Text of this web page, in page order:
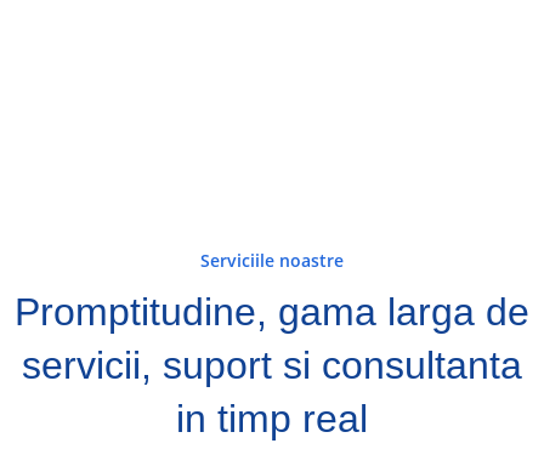
Serviciile noastre
Promptitudine, gama larga de
servicii, suport si consultanta
in timp real